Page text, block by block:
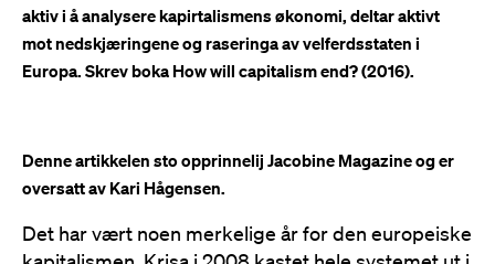
aktiv i å analysere kapirtalismens økonomi, deltar aktivt
mot nedskjæringene og raseringa av velferdsstaten i
Europa. Skrev boka How will capitalism end? (2016).
Denne artikkelen sto opprinnelij Jacobine Magazine og er
oversatt av Kari Hågensen.
Det har vært noen merkelige år for den europeiske